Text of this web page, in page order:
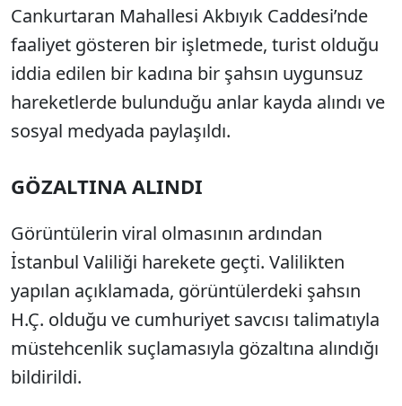
Cankurtaran Mahallesi Akbıyık Caddesi’nde
faaliyet gösteren bir işletmede, turist olduğu
iddia edilen bir kadına bir şahsın uygunsuz
hareketlerde bulunduğu anlar kayda alındı ve
sosyal medyada paylaşıldı.
GÖZALTINA ALINDI
Görüntülerin viral olmasının ardından
İstanbul Valiliği harekete geçti. Valilikten
yapılan açıklamada, görüntülerdeki şahsın
H.Ç. olduğu ve cumhuriyet savcısı talimatıyla
müstehcenlik suçlamasıyla gözaltına alındığı
bildirildi.